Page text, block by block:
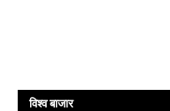
विश्व बाजार